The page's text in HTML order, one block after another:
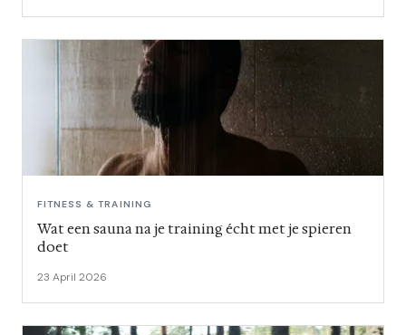
FITNESS & TRAINING
Wat een sauna na je training écht met je spieren
doet
23 April 2026